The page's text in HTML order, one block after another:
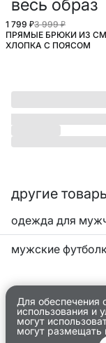
весь образ
1 799 ₽3 999 ₽
ПРЯМЫЕ БРЮКИ ИЗ
ХЛОПКА С ПОЯСОМ
другие
одежда для
мужские
Для обеспечения
использования и
могут
могут